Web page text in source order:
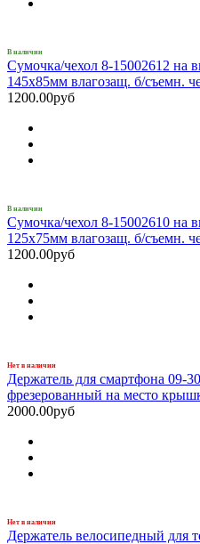
В наличии
Сумочка/чехол 8-15002612 на
145х85мм влагозащ. б/съемн.
1200.00руб
В наличии
Сумочка/чехол 8-15002610 на
125х75мм влагозащ. б/съемн.
1200.00руб
Нет в наличии
Держатель для смартфона 09-
фрезерованный на место
2000.00руб
Нет в наличии
Держатель велосипедный для